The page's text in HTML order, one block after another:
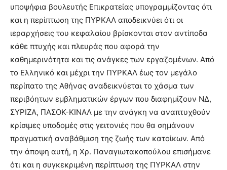
pornhun
hd
υποψήφια βουλευτής Επικρατείας υπογραμμίζοντας ότι
και η περίπτωση της ΠΥΡΚΑΛ αποδεικνύει ότι οι
ιεραρχήσεις του κεφαλαίου βρίσκονται στον αντίποδα
κάθε πτυχής και πλευράς που αφορά την
καθημερινότητα και τις ανάγκες των εργαζομένων. Από
το Ελληνικό και μέχρι την ΠΥΡΚΑΛ έως τον μεγάλο
περίπατο της Αθήνας αναδεικνύεται το χάσμα των
περιβόητων εμβληματικών έργων που διαφημίζουν ΝΔ,
ΣΥΡΙΖΑ, ΠΑΣΟΚ-ΚΙΝΑΛ με την ανάγκη να αναπτυχθούν
κρίσιμες υποδομές στις γειτονιές που θα σημάνουν
πραγματική αναβάθμιση της ζωής των κατοίκων. Από
την άποψη αυτή, η Χρ. Παναγιωτακοπούλου επισήμανε
ότι και η συγκεκριμένη περίπτωση της ΠΥΡΚΑΛ στην